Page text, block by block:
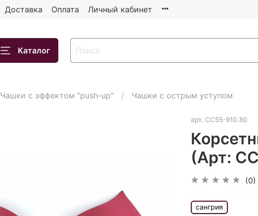
Доставка Оплата Личный кабинет
Каталог
Чашки с эффектом "push-up" Чашки с острым уступом
арт. CC55-910.80
(Арт:
(0)
сангрия